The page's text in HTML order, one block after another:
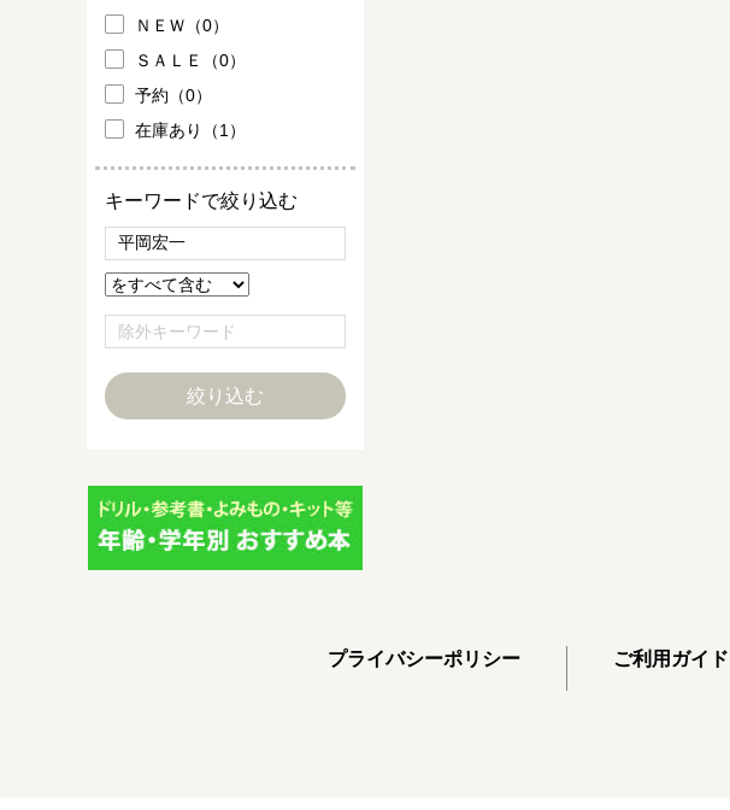
ＮＥＷ（0）
ＳＡＬＥ（0）
予約（0）
在庫あり（1）
キーワードで絞り込む
プライバシーポリシー ご利用ガイド